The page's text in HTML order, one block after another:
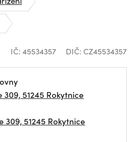
IČ: 45534357 DIČ: CZ45534357
309, 51245 Rokytnice
309, 51245 Rokytnice